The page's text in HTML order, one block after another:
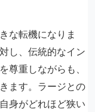
な転機になりま
し、伝統的なイン
尊重しながらも、
ます。ラージとの
身がどれほど狭い